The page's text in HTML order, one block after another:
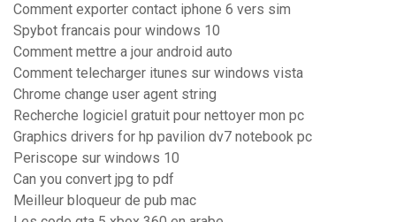
Comment exporter contact iphone 6 vers sim
Spybot francais pour windows 10
Comment mettre a jour android auto
Comment telecharger itunes sur windows vista
Chrome change user agent string
Recherche logiciel gratuit pour nettoyer mon pc
Graphics drivers for hp pavilion dv7 notebook pc
Periscope sur windows 10
Can you convert jpg to pdf
Meilleur bloqueur de pub mac